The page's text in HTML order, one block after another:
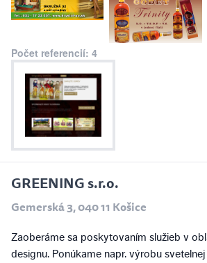
Počet referencií: 4
GREENING s.r.o.
Gemerská 3, 040 11 Košice
Zaoberáme sa poskytovaním služieb v
designu. Ponúkame napr. výrobu